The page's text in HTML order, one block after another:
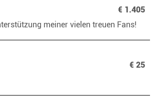
€ 1.405
meiner vielen treuen Fans!
€ 25